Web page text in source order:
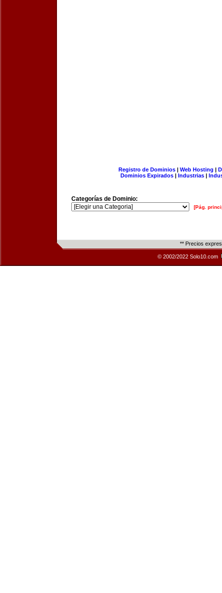
Registro de Dominios| Web Hosting |
Dominios Expirados | Industrias |
Categorías de Dominio:
[Pág.
** Precios
© 2002/2022 Solo10.com